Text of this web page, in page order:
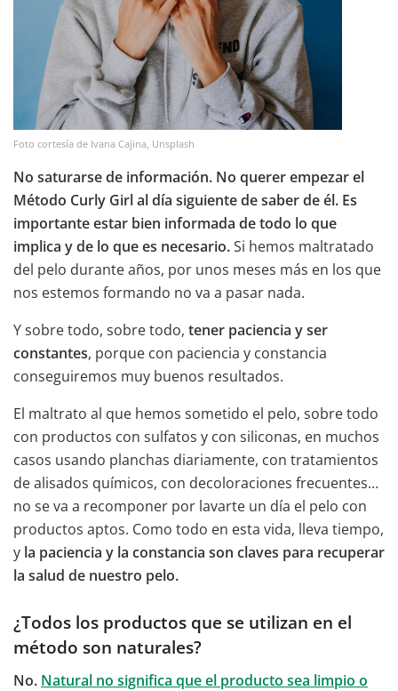
Foto cortesía de Ivana Cajina, Unsplash
No saturarse de información. No querer empezar el
Método Curly Girl al día siguiente de saber de él. Es
importante estar bien informada de todo lo que
implica y de lo que es necesario.Si hemos maltratado
del pelo durante años, por unos meses más en los que
nos estemos formando no va a pasar nada.
Y sobre todo, sobre todo, tener paciencia y ser
constantes, porque con paciencia y constancia
conseguiremos muy buenos resultados.
El maltrato al que hemos sometido el pelo, sobre todo
con productos con sulfatos y con siliconas, en muchos
casos usando planchas diariamente, con tratamientos
de alisados químicos, con decoloraciones frecuentes…
no se va a recomponer por lavarte un día el pelo con
productos aptos. Como todo en esta vida, lleva tiempo,
y la paciencia y la constancia son claves para recuperar
la salud de nuestro pelo.
¿Todos los productos que se utilizan en el
método son naturales?
No. Natural no significa que el producto sea limpio o